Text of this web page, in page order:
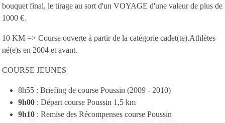
bouquet final, le tirage au sort d'un VOYAGE d'une valeur de plus de
1000 €.
10 KM => Course ouverte à partir de la catégorie cadet(te).Athlètes
né(e)s en 2004 et avant.
COURSE JEUNES
8h55 : Briefing de course Poussin (2009 - 2010)
9h00 : Départ course Poussin 1,5 km
9h10 : Remise des Récompenses course Poussin